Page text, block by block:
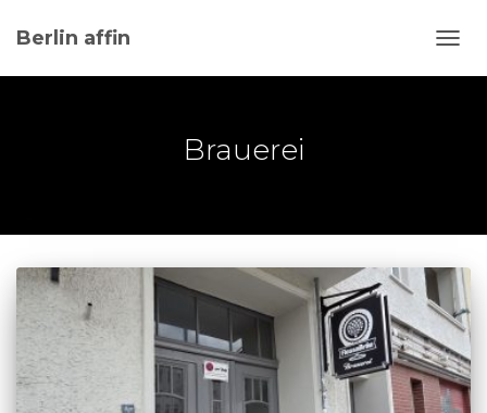
Berlin affin
Brauerei